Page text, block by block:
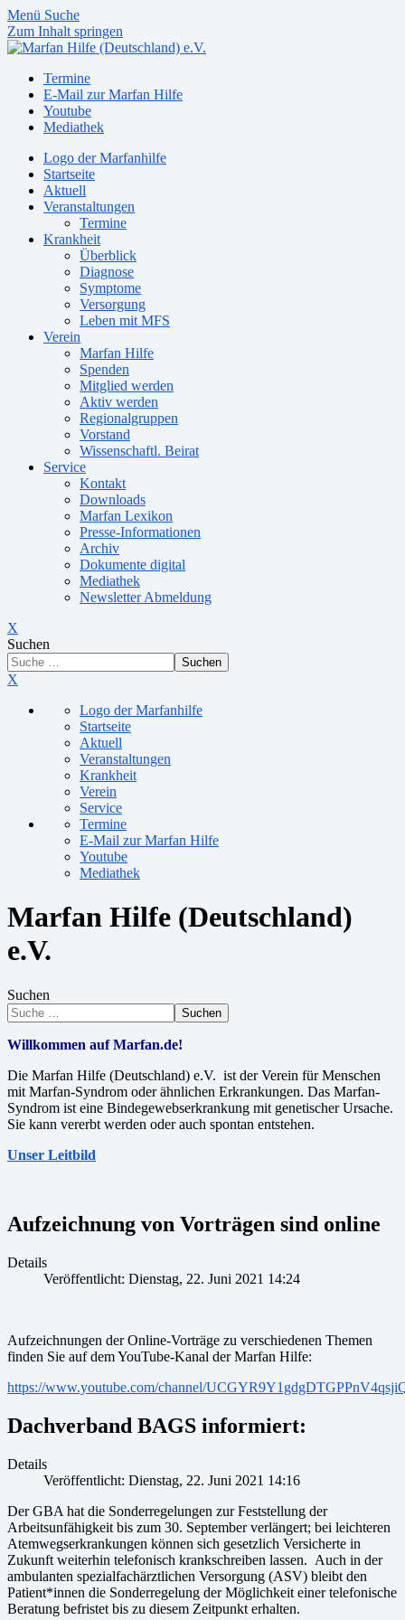
Menü Suche
Zum Inhalt springen
Termine
E-Mail zur Marfan Hilfe
Youtube
Mediathek
Logo der Marfanhilfe
Startseite
Aktuell
Veranstaltungen
Termine
Krankheit
Überblick
Diagnose
Symptome
Versorgung
Leben mit MFS
Verein
Marfan Hilfe
Spenden
Mitglied werden
Aktiv werden
Regionalgruppen
Vorstand
Wissenschaftl. Beirat
Service
Kontakt
Downloads
Marfan Lexikon
Presse-Informationen
Archiv
Dokumente digital
Mediathek
Newsletter Abmeldung
X
Suchen
Suchen
X
Logo der Marfanhilfe
Startseite
Aktuell
Veranstaltungen
Krankheit
Verein
Service
Termine
E-Mail zur Marfan Hilfe
Youtube
Mediathek
Marfan Hilfe (Deutschland)
e.V.
Suchen
Suchen
Willkommen auf Marfan.de!
Die Marfan Hilfe (Deutschland) e.V. ist der Verein für Menschen
mit Marfan-Syndrom oder ähnlichen Erkrankungen. Das Marfan-
Syndrom ist eine Bindegewebserkrankung mit genetischer Ursache.
Sie kann vererbt werden oder auch spontan entstehen.
Unser Leitbild
Aufzeichnung von Vorträgen sind online
Details
Veröffentlicht: Dienstag, 22. Juni 2021 14:24
Aufzeichnungen der Online-Vorträge zu verschiedenen Themen
finden Sie auf dem YouTube-Kanal der Marfan Hilfe:
https://www.youtube.com/channel/
Dachverband BAGS informiert:
Details
Veröffentlicht: Dienstag, 22. Juni 2021 14:16
Der GBA hat die Sonderregelungen zur Feststellung der
Arbeitsunfähigkeit bis zum 30. September verlängert; bei leichteren
Atemwegserkrankungen können sich gesetzlich Versicherte in
Zukunft weiterhin telefonisch krankschreiben lassen. Auch in der
ambulanten spezialfachärztlichen Versorgung (ASV) bleibt den
Patient*innen die Sonderregelung der Möglichkeit einer telefonische
Beratung befristet bis zu diesem Zeitpunkt erhalten.